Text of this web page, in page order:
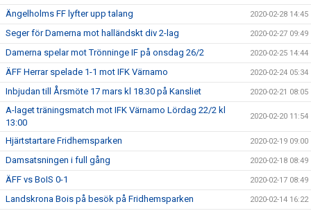
Ängelholms FF lyfter upp talang 2020-02-28 14:45
Seger för Damerna mot halländskt div 2-lag 2020-02-27 09:49
Damerna spelar mot Trönninge IF på onsdag 26/2 2020-02-25 14:44
ÄFF Herrar spelade 1-1 mot IFK Värnamo 2020-02-24 05:34
Inbjudan till Årsmöte 17 mars kl 18.30 på Kansliet 2020-02-21 08:05
A-laget träningsmatch mot IFK Värnamo Lördag 22/2 kl
13:00
2020-02-20 11:54
Hjärtstartare Fridhemsparken 2020-02-19 09:00
Damsatsningen i full gång 2020-02-18 08:49
ÄFF vs BoIS 0-1 2020-02-17 08:49
Landskrona Bois på besök på Fridhemsparken 2020-02-14 16:22